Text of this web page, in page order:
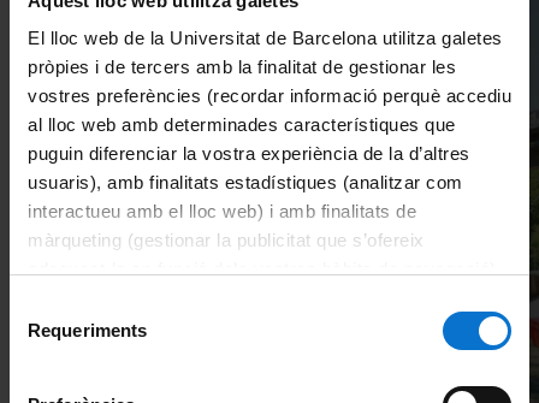
El lloc web de la Universitat de Barcelona utilitza galetes
pròpies i de tercers amb la finalitat de gestionar les
vostres preferències (recordar informació perquè accediu
al lloc web amb determinades característiques que
puguin diferenciar la vostra experiència de la d’altres
usuaris), amb finalitats estadístiques (analitzar com
interactueu amb el lloc web) i amb finalitats de
màrqueting (gestionar la publicitat que s’ofereix
consultar laPolítica de galetes del lloc web de la
Requeriments
Desarrollo de métodos
y tecnicas avanzadas